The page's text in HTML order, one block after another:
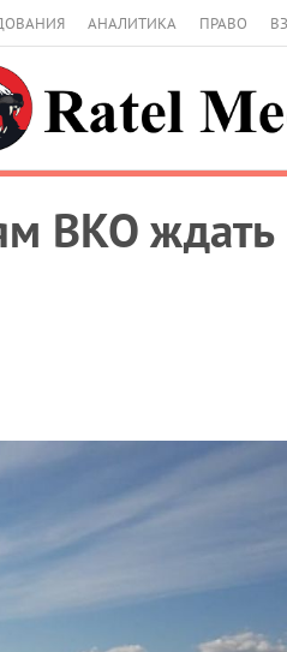
АНАЛИТИКА ПРАВО
ВКО